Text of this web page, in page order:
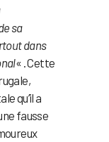
sa
dans
« . Cette
qu’il a
fausse